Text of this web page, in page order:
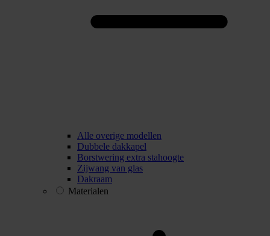
Alle overige modellen
Dubbele dakkapel
Borstwering extra stahoogte
Zijwang van glas
Dakraam
Materialen